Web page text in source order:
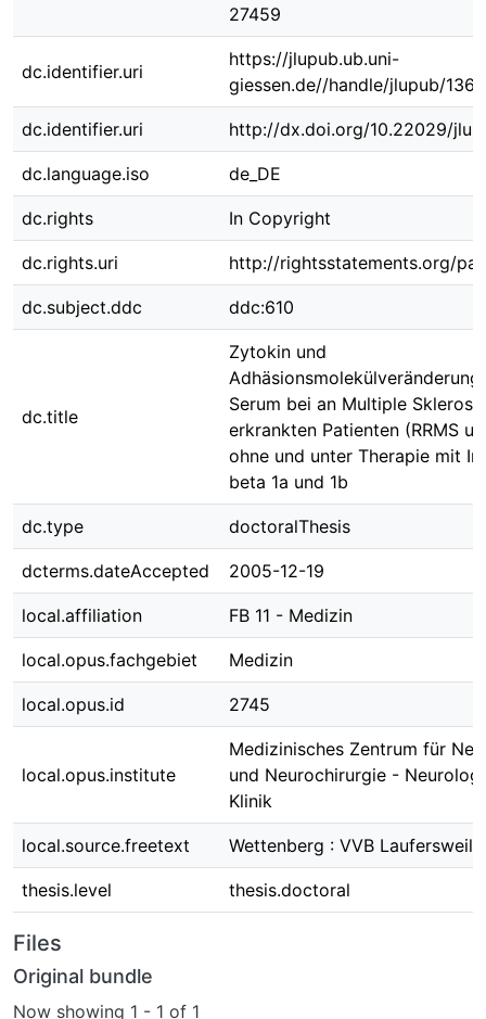
27459
dc.identifier.uri
https://jlupub.ub.uni-
giessen.de//handle/jlupub/
dc.identifier.uri http://dx.doi.org/10.22029/
dc.language.iso de_DE
dc.rights In Copyright
dc.rights.uri http://rightsstatements.org/
dc.subject.ddc ddc:610
dc.title
Zytokin und
Serum bei an Multiple Sklerose
erkrankten Patienten (RRMS
ohne und unter Therapie mit
beta 1a und 1b
dc.type doctoralThesis
dcterms.dateAccepted 2005-12-19
local.affiliation FB 11 - Medizin
local.opus.fachgebiet Medizin
local.opus.id 2745
local.opus.institute
Medizinisches Zentrum für
und Neurochirurgie -
Klinik
local.source.freetext Wettenberg : VVB
thesis.level thesis.doctoral
Files
Original bundle
Now showing 1 - 1 of 1